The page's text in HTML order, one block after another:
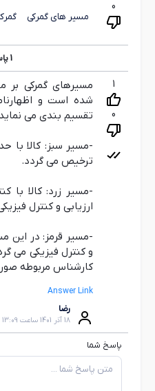
0
مسیر های گمرکی
1
1
0
مسیرهای گمرکی بر
تقسیم بندی می
-مسیر سبز: کالا با
ترخیص می گردد.
-مسیر زرد: کالا با
ارزیابی و کنترل
-مسیر قرمز: در این
و کنترل فیزیکی می
کارشناس مربوطه
Answer Link
رضا
18 آذر 1401 ساعت 13:09
پاسخ شما